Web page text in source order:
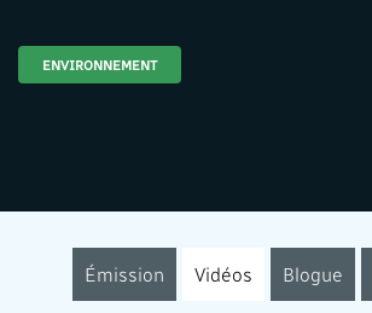
ENVIRONNEMENT
Émission Vidéos Blogue